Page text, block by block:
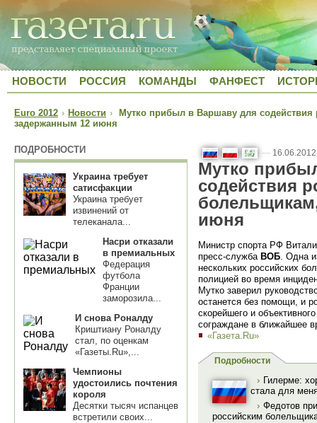
НОВОСТИ РОССИЯ КОМАНДЫ ФАНФЕСТ
Euro 2012 › Новости › Мутко прибыл в Варшаву для
задержанным 12 июня
ПОДРОБНОСТИ
Украина требует
сатисфакции
Украина требует
извинений от
телеканала...
Насри отказали
в премиальных
Федерация
футбола
Франции
заморозила...
И снова Роналду
Криштиану Роналду
стал, по оценкам
«Газеты.Ru»,...
Чемпионы
удостоились почтения
короля
Десятки тысяч испанцев
встретили своих...
—
Мутко
содействия
июня
Министр спорта РФ
пресс-служба ВОБ . Одна
нескольких российских
полицией во время
Мутко заверил
останется без помощи, и
скорейшего и
сограждане в ближайшее
«Газета.Ru»
Подробности
› Гилерме:
стала для
› Федотов
российским